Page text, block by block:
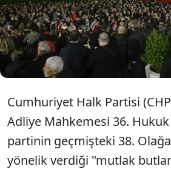
yönelik verdiği tedbir
reddetti.
Cumhuriyet Halk Partisi
Adliye Mahkemesi 36.
partinin geçmişteki 38.
yönelik verdiği "mutlak